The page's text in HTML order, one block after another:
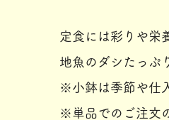
定食には彩りや栄
地魚のダシたっぷ
※小鉢は季節や仕
​※単品でのご注文